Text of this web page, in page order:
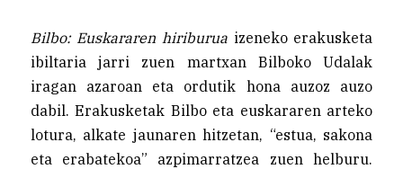
Bilbo: Euskararen hiriburua izeneko erakusketa
ibiltaria jarri zuen martxan Bilboko Udalak
iragan azaroan eta ordutik hona auzoz auzo
dabil. Erakusketak Bilbo eta euskararen arteko
lotura, alkate jaunaren hitzetan, “estua, sakona
eta erabatekoa” azpimarratzea zuen helburu.